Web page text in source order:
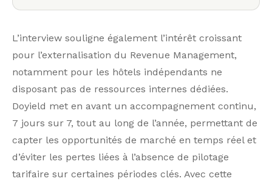
L’interview souligne également l’intérêt croissant
pour l’externalisation du Revenue Management,
notamment pour les hôtels indépendants ne
disposant pas de ressources internes dédiées.
Doyield met en avant un accompagnement continu,
7 jours sur 7, tout au long de l’année, permettant de
capter les opportunités de marché en temps réel et
d’éviter les pertes liées à l’absence de pilotage
tarifaire sur certaines périodes clés. Avec cette